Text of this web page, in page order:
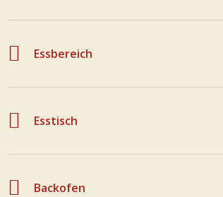
Essbereich
Esstisch
Backofen